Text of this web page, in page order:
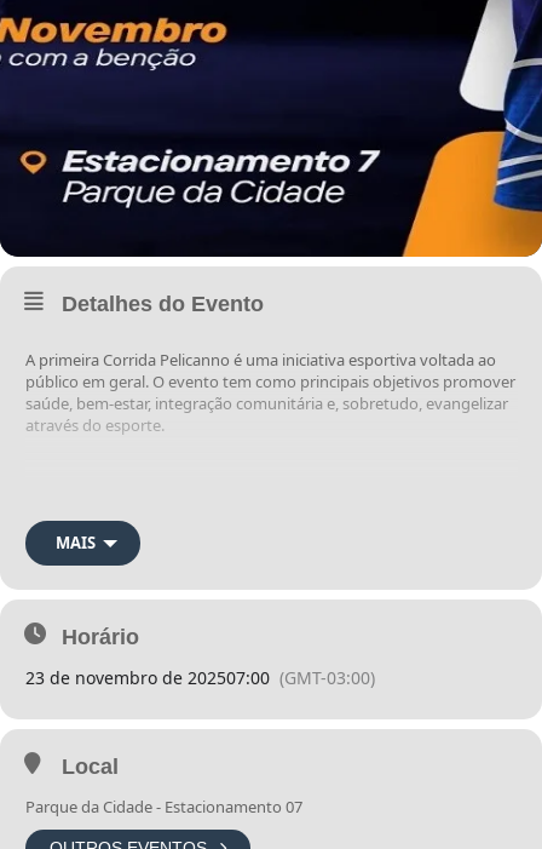
Detalhes do Evento
A primeira Corrida Pelicanno é uma iniciativa esportiva voltada ao
público em geral. O evento tem como principais objetivos promover
saúde, bem-estar, integração comunitária e, sobretudo, evangelizar
através do esporte.
Cidade.
Poderão participar atletas de ambos os sexos, desde que
devidamente inscritos e em plenas condições físicas e de saúde para
a prática de atividade esportiva.
1. MODALIDADES
masculino e feminino, todas com largada simultânea às 7h. Os
percursos foram previamente aprovados pela Secretaria de Estado
MAIS
Horário
23 de novembro de 202507:00 (GMT-03:00)
Local
Parque da Cidade - Estacionamento 07